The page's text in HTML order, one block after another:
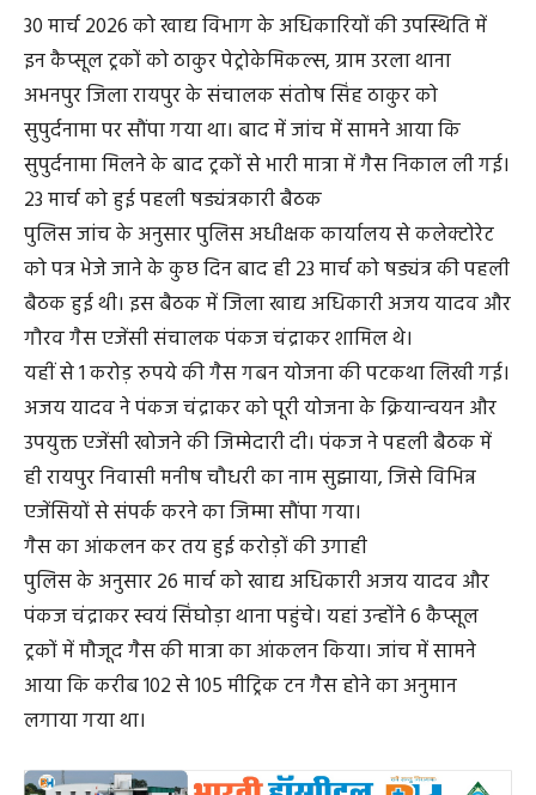
30 मार्च 2026 को खाद्य विभाग के अधिकारियों की उपस्थिति में
इन कैप्सूल ट्रकों को ठाकुर पेट्रोकेमिकल्स, ग्राम उरला थाना
अभनपुर जिला रायपुर के संचालक संतोष सिंह ठाकुर को
सुपुर्दनामा पर सौंपा गया था। बाद में जांच में सामने आया कि
सुपुर्दनामा मिलने के बाद ट्रकों से भारी मात्रा में गैस निकाल ली गई।
23 मार्च को हुई पहली षड्यंत्रकारी बैठक
पुलिस जांच के अनुसार पुलिस अधीक्षक कार्यालय से कलेक्टोरेट
को पत्र भेजे जाने के कुछ दिन बाद ही 23 मार्च को षड्यंत्र की पहली
बैठक हुई थी। इस बैठक में जिला खाद्य अधिकारी अजय यादव और
गौरव गैस एजेंसी संचालक पंकज चंद्राकर शामिल थे।
यहीं से 1 करोड़ रुपये की गैस गबन योजना की पटकथा लिखी गई।
अजय यादव ने पंकज चंद्राकर को पूरी योजना के क्रियान्वयन और
उपयुक्त एजेंसी खोजने की जिम्मेदारी दी। पंकज ने पहली बैठक में
ही रायपुर निवासी मनीष चौधरी का नाम सुझाया, जिसे विभिन्न
एजेंसियों से संपर्क करने का जिम्मा सौंपा गया।
गैस का आंकलन कर तय हुई करोड़ों की उगाही
पुलिस के अनुसार 26 मार्च को खाद्य अधिकारी अजय यादव और
पंकज चंद्राकर स्वयं सिंघोड़ा थाना पहुंचे। यहां उन्होंने 6 कैप्सूल
ट्रकों में मौजूद गैस की मात्रा का आंकलन किया। जांच में सामने
आया कि करीब 102 से 105 मीट्रिक टन गैस होने का अनुमान
लगाया गया था।